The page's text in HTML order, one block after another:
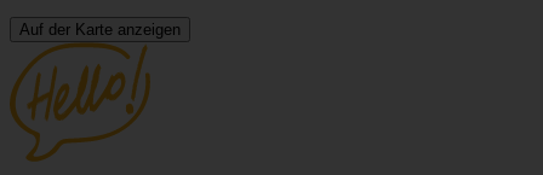
Auf der Karte anzeigen